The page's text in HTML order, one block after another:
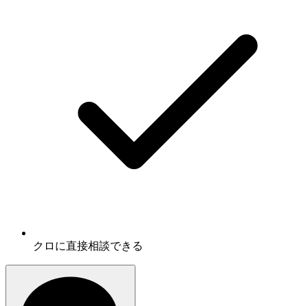
クロに直接相談できる